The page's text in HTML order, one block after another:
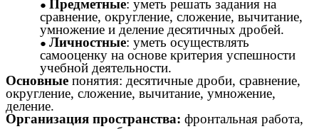
Предметные: уметь решать задания на
сравнение, округление, сложение, вычитание,
умножение и деление десятичных дробей.
Личностные: уметь осуществлять
самооценку на основе критерия успешности
учебной деятельности.
Основные понятия: десятичные дроби, сравнение,
округление, сложение, вычитание, умножение,
деление.
Организация пространства: фронтальная работа,